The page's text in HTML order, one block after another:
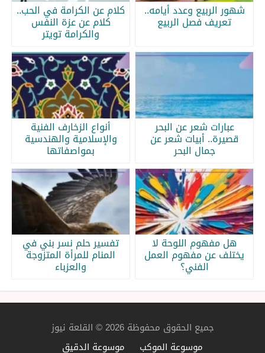
شهور الربيع وعدد أيامه..
تعريف فصل الربيع
كلام عن الكرامة في الحب..
كلام عن عزة النفس
والكرامة تويتر
عبارات شعر عن البحر
قصيرة.. أبيات شعر عن
جمال البحر
أنواع الزخارف الفنية
والإسلامية والهندسية
بمواصفاتها
هل مفهوم اللوحة لا
يختلف عن مفهوم العمل
الفني؟
تفسير حلم نسر بني في
المنام للمرأة المتزوجة
والعزباء
جميع الحقوق محفوظة 2026 © القلعة نيوز
موسوعة الموكب
موسوعة الدقيق